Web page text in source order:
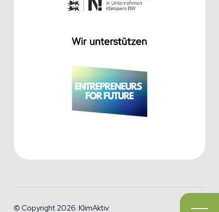
© Copyright 2026. KlimAktiv